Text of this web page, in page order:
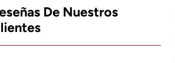
De Nuestros